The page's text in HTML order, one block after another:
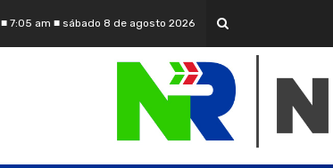
■ 7:05 am ■ sábado 8 de agosto 2026